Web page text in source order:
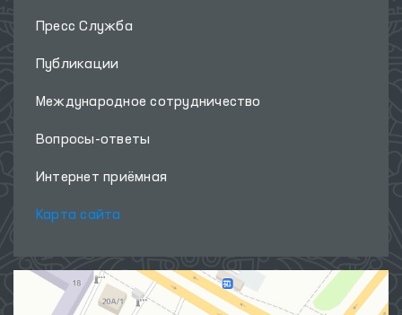
Пресс Служба
Публикации
Международное сотрудничество
Вопросы-ответы
Интернет приёмная
Карта сайта